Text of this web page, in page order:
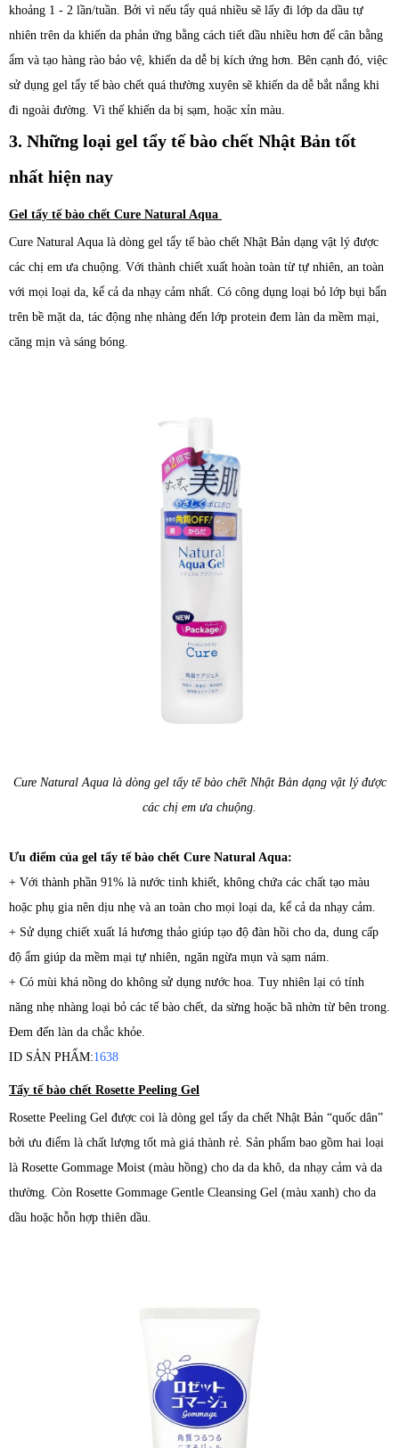
khoảng 1 - 2 lần/tuần. Bởi vì nếu tẩy quá nhiều sẽ lấy đi lớp da dầu tự
nhiên trên da khiến da phản ứng bằng cách tiết dầu nhiều hơn để cân bằng
ẩm và tạo hàng rào bảo vệ, khiến da dễ bị kích ứng hơn. Bên cạnh đó, việc
sử dụng gel tẩy tế bào chết quá thường xuyên sẽ khiến da dễ bắt nắng khi
đi ngoài đường. Vì thế khiến da bị sạm, hoặc xỉn màu.
3. Những loại gel tẩy tế bào chết Nhật Bản tốt
nhất hiện nay
Gel tẩy tế bào chết Cure Natural Aqua
Cure Natural Aqua là dòng gel tẩy tế bào chết Nhật Bản dạng vật lý được
các chị em ưa chuộng. Với thành chiết xuất hoàn toàn từ tự nhiên, an toàn
với mọi loại da, kể cả da nhạy cảm nhất. Có công dụng loại bỏ lớp bụi bẩn
trên bề mặt da, tác động nhẹ nhàng đến lớp protein đem làn da mềm mại,
căng mịn và sáng bóng.
Cure Natural Aqua là dòng gel tẩy tế bào chết Nhật Bản dạng vật lý được
các chị em ưa chuộng.
Ưu điểm của gel tẩy tế bào chết Cure Natural Aqua:
+ Với thành phần 91% là nước tinh khiết, không chứa các chất tạo màu
hoặc phụ gia nên dịu nhẹ và an toàn cho mọi loại da, kể cả da nhạy cảm.
+ Sử dụng chiết xuất lá hương thảo giúp tạo độ đàn hồi cho da, dung cấp
độ ẩm giúp da mềm mại tự nhiên, ngăn ngừa mụn và sạm nám.
+ Có mùi khá nồng do không sử dụng nước hoa. Tuy nhiên lại có tính
năng nhẹ nhàng loại bỏ các tế bào chết, da sừng hoặc bã nhờn từ bên trong.
Đem đến làn da chắc khỏe.
ID SẢN PHẨM:1638
Tẩy tế bào chết Rosette Peeling Gel
Rosette Peeling Gel được coi là dòng gel tẩy da chết Nhật Bản “quốc dân”
bởi ưu điểm là chất lượng tốt mà giá thành rẻ. Sản phẩm bao gồm hai loại
là Rosette Gommage Moist (màu hồng) cho da da khô, da nhạy cảm và da
thường. Còn Rosette Gommage Gentle Cleansing Gel (màu xanh) cho da
dầu hoặc hỗn hợp thiên dầu.